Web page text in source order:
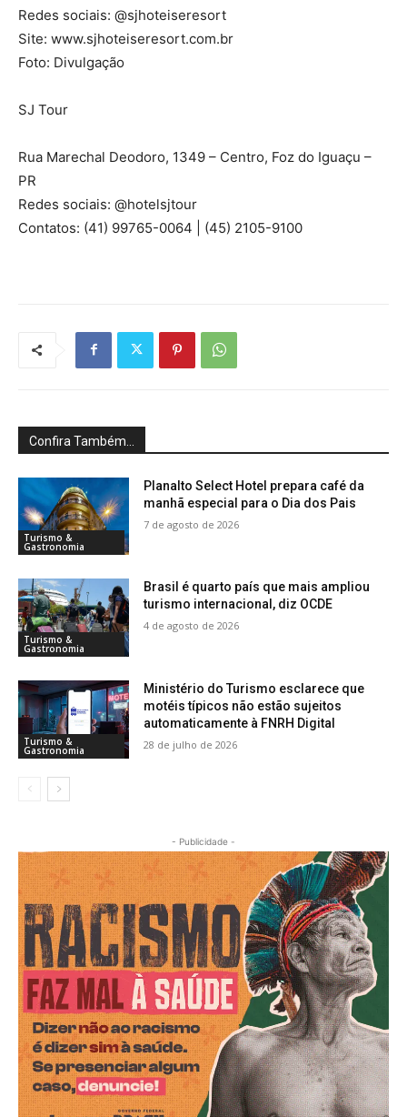
Redes sociais: @sjhoteiseresort
Site: www.sjhoteiseresort.com.br
Foto: Divulgação
SJ Tour
Rua Marechal Deodoro, 1349 – Centro, Foz do Iguaçu –
PR
Redes sociais: @hotelsjtour
Contatos: (41) 99765-0064 | (45) 2105-9100
Confira Também...
Turismo &
Gastronomia
Planalto Select Hotel prepara café da
manhã especial para o Dia dos Pais
7 de agosto de 2026
Turismo &
Gastronomia
Brasil é quarto país que mais ampliou
turismo internacional, diz OCDE
4 de agosto de 2026
Turismo &
Gastronomia
Ministério do Turismo esclarece que
motéis típicos não estão sujeitos
automaticamente à FNRH Digital
28 de julho de 2026
- Publicidade -